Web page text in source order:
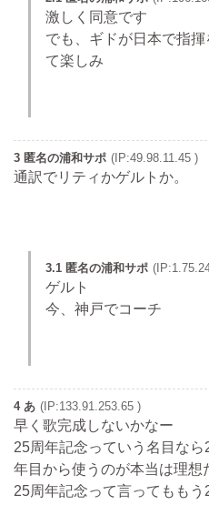
激しく同意です
でも、ギドが日本で指
て楽しみ
3 匿名の浦和サポ (IP:49.98.11.45 )
通訳でリティかゲルトか。
3.1 匿名の浦和サポ
ゲルト
今、神戸でコーチ
4 あ (IP:133.91.253.65 )
早く歌完成しないかなー
25周年記念っていう名目な
年目から使うのが本当は理想
25周年記念って言ってもも